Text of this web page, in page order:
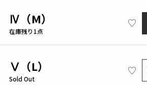
Ⅳ（M）
在庫残り1点
Ⅴ（L）
Sold Out